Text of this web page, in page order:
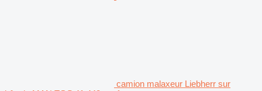
camion malaxeur Liebherr sur